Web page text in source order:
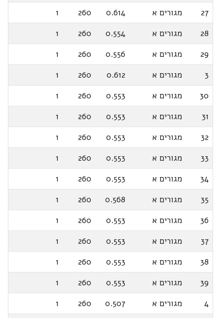
27
מגורים א 0.614
260
1
28
מגורים א 0.554
260
1
29
מגורים א 0.556
260
1
3
מגורים א 0.612
260
1
30
מגורים א 0.553
260
1
31
מגורים א 0.553
260
1
32
מגורים א 0.553
260
1
33
מגורים א 0.553
260
1
34
מגורים א 0.553
260
1
35
מגורים א 0.568
260
1
36
מגורים א 0.553
260
1
37
מגורים א 0.553
260
1
38
מגורים א 0.553
260
1
39
מגורים א 0.553
260
1
4
מגורים א 0.507
260
1